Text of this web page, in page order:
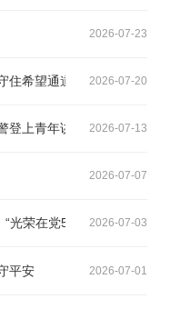
2026-07-23
住希望通道 2026-07-20
登上青年讲师团讲台 筑牢青
2026-07-13
2026-07-07
光荣在党50年”纪念章颁发仪
2026-07-03
平安 2026-07-01